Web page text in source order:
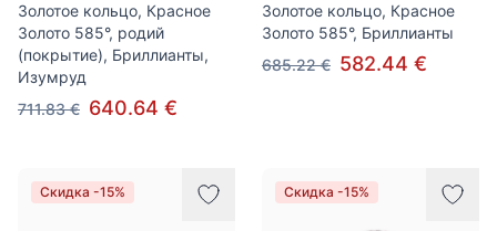
Золотое кольцо, Красное
Золото 585°, родий
(покрытие), Бриллианты,
Изумруд
711.83 € 640.64 €
Золотое кольцо, Красное
Золото 585°, Бриллианты
685.22 € 582.44 €
Скидка -15% Скидка -15%